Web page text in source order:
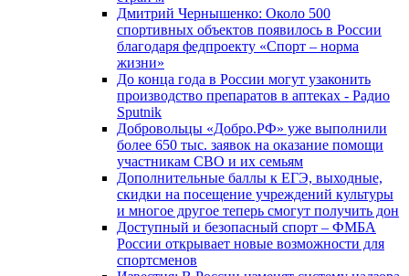
Дмитрий Чернышенко: Около 500
спортивных объектов появилось в России
благодаря федпроекту «Спорт – норма
жизни»
До конца года в России могут узаконить
производство препаратов в аптеках - Радио
Sputnik
Добровольцы «Добро.РФ» уже выполнили
более 650 тыс. заявок на оказание помощи
участникам СВО и их семьям
Дополнительные баллы к ЕГЭ, выходные,
скидки на посещение учреждений культуры
и многое другое теперь смогут получить дон
Доступный и безопасный спорт – ФМБА
России открывает новые возможности для
спортсменов